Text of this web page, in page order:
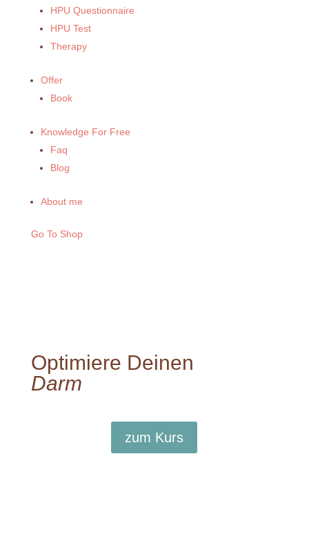
HPU Questionnaire
HPU Test
Therapy
Offer
Book
Knowledge For Free
Faq
Blog
About me
Go To Shop
Optimiere Deinen
Darm
zum Kurs